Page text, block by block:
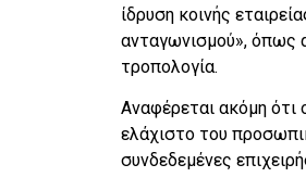
ίδρυση κοινής
ανταγωνισμού», όπως
τροπολογία.
Αναφέρεται ακόμη ότι
ελάχιστο του
συνδεδεμένες